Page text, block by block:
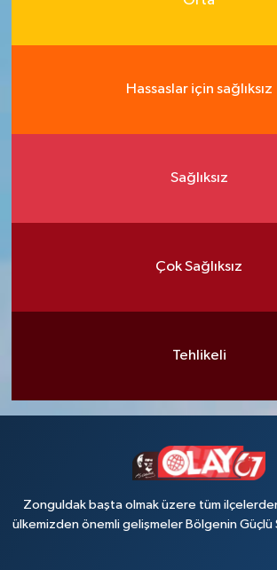
Hassaslar için sağlıksız
Sağlıksız
Çok Sağlıksız
Tehlikeli
Zonguldak başta olmak üzere tüm
ülkemizden önemli gelişmeler Bölgenin Güçlü